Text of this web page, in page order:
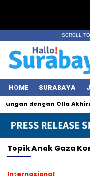
SCROLL
HOME SURABAYA
dengan Olla
TopikAnak Gaza
Internasional